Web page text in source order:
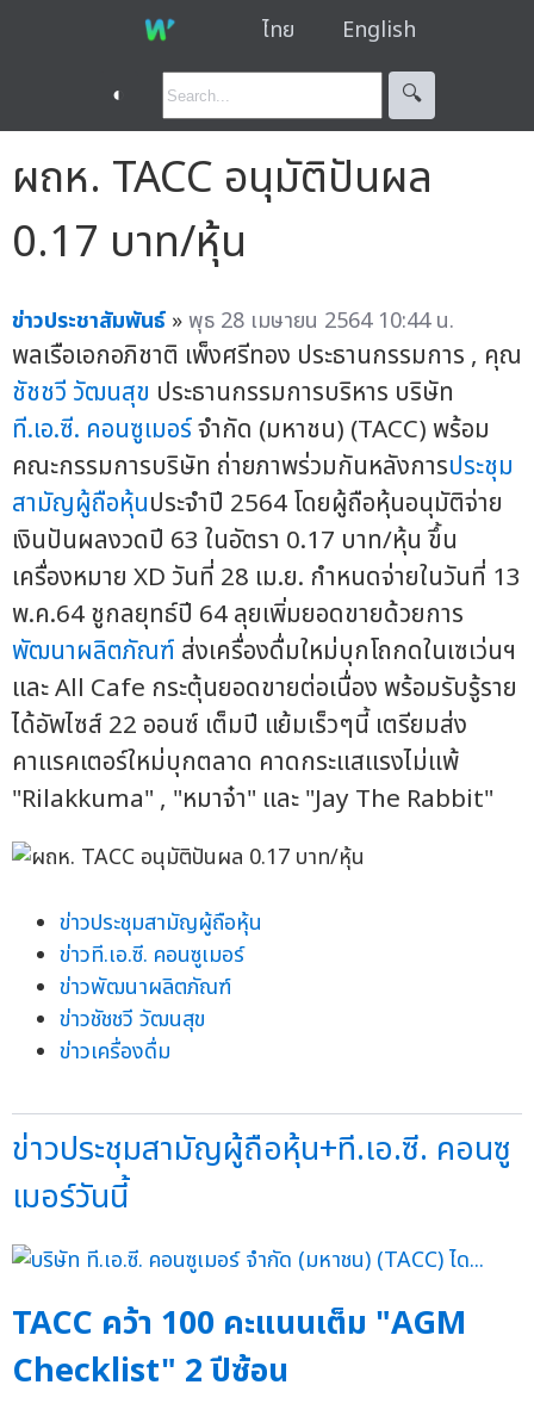
ไทย English
◐ 🔍︎
ผถห. TACC อนุมัติปันผล
0.17 บาท/หุ้น
ข่าวประชาสัมพันธ์ »พุธ 28 เมษายน 2564 10:44 น.
พลเรือเอกอภิชาติ เพ็งศรีทอง ประธานกรรมการ , คุณ
ชัชชวี วัฒนสุข ประธานกรรมการบริหาร บริษัท
ที.เอ.ซี. คอนซูเมอร์จำกัด (มหาชน) (TACC) พร้อม
คณะกรรมการบริษัท ถ่ายภาพร่วมกันหลังการประชุม
สามัญผู้ถือหุ้นประจำปี 2564 โดยผู้ถือหุ้นอนุมัติจ่าย
เงินปันผลงวดปี 63 ในอัตรา 0.17 บาท/หุ้น ขึ้น
เครื่องหมาย XD วันที่ 28 เม.ย. กำหนดจ่ายในวันที่ 13
พ.ค.64 ชูกลยุทธ์ปี 64 ลุยเพิ่มยอดขายด้วยการ
พัฒนาผลิตภัณฑ์ ส่งเครื่องดื่มใหม่บุกโถกดในเซเว่นฯ
และ All Cafe กระตุ้นยอดขายต่อเนื่อง พร้อมรับรู้ราย
ได้อัพไซส์ 22 ออนซ์ เต็มปี แย้มเร็วๆนี้ เตรียมส่ง
คาแรคเตอร์ใหม่บุกตลาด คาดกระแสแรงไม่แพ้
"Rilakkuma" , "หมาจ๋า" และ "Jay The Rabbit"
ข่าวประชุมสามัญผู้ถือหุ้น
ข่าวที.เอ.ซี. คอนซูเมอร์
ข่าวพัฒนาผลิตภัณฑ์
ข่าวชัชชวี วัฒนสุข
ข่าวเครื่องดื่ม
ข่าวประชุมสามัญผู้ถือหุ้น+ที.เอ.ซี. คอนซู
เมอร์วันนี้
TACC คว้า 100 คะแนนเต็ม "AGM
Checklist" 2 ปีซ้อน